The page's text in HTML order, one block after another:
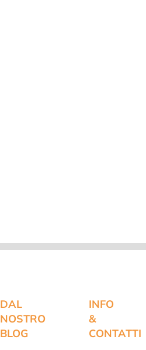
DAL
NOSTRO
BLOG
INFO
&
CONTATTI